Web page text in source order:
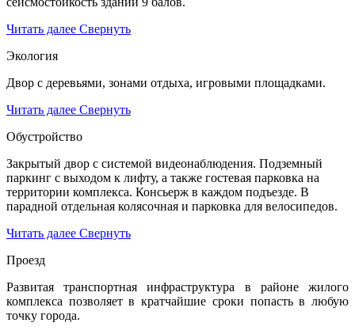
Читать далее Свернуть
Экология
Двор с деревьями, зонами отдыха, игровыми площадками.
Читать далее Свернуть
Обустройство
Закрытый двор с системой видеонаблюдения. Подземный
паркинг с выходом к лифту, а также гостевая парковка на
территории комплекса. Консьерж в каждом подъезде. В
парадной отдельная колясочная и парковка для велосипедов.
Читать далее Свернуть
Проезд
Развитая транспортная инфраструктура в районе жилого
комплекса позволяет в кратчайшие сроки попасть в любую
точку города.